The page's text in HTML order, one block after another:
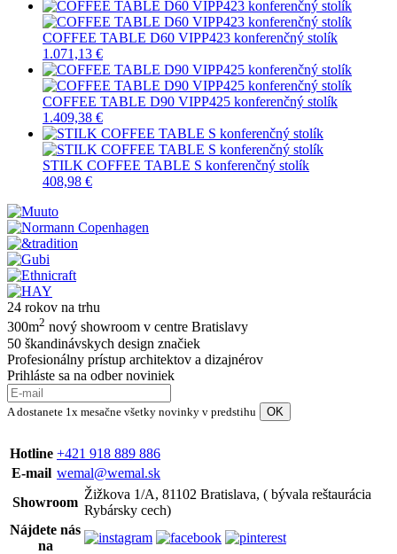
COFFEE TABLE D60 VIPP423 konferenčný stolík
1.071,13 €
COFFEE TABLE D90 VIPP425 konferenčný stolík
1.409,38 €
STILK COFFEE TABLE S konferenčný stolík
408,98 €
24 rokov na trhu
300m2 nový showroom v centre Bratislavy
50 škandinávskych design značiek
Profesionálny prístup architektov a dizajnérov
Prihláste sa na odber noviniek
A dostanete 1x mesačne všetky novinky v predstihu
Hotline +421 918 889 886
E-mail wemal@wemal.sk
Showroom
Žižkova 1/A, 81102 Bratislava, ( bývala reštaurácia
Rybársky cech)
Nájdete nás
na